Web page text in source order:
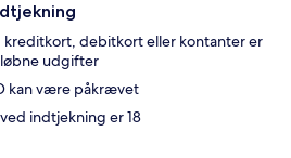
kreditkort, debitkort eller kontanter er
udgifter
kan være påkrævet
indtjekning er 18